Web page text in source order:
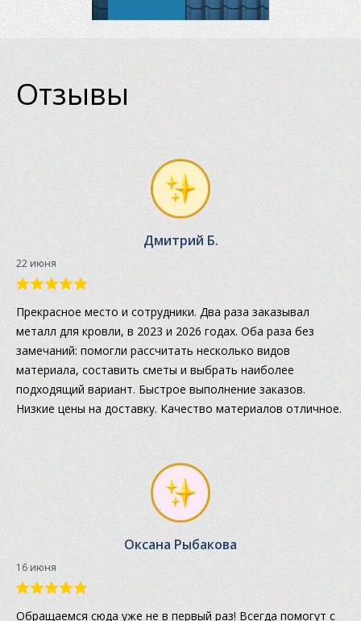
Отзывы
Дмитрий Б.
22 июня
Прекрасное место и сотрудники. Два раза заказывал
металл для кровли, в 2023 и 2026 годах. Оба раза без
замечаний: помогли рассчитать несколько видов
материала, составить сметы и выбрать наиболее
подходящий вариант. Быстрое выполнение заказов.
Низкие цены на доставку. Качество материалов отличное.
Оксана Рыбакова
16 июня
Обращаемся сюда уже не в первый раз! Всегда помогут с